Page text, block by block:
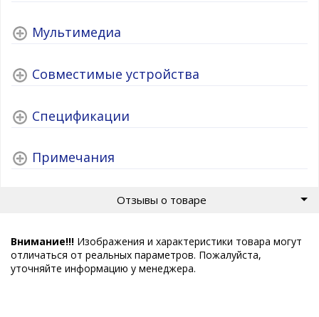
Мультимедиа
Совместимые устройства
Спецификации
Примечания
Отзывы о товаре
Внимание!!! Изображения и характеристики товара могут
отличаться от реальных параметров. Пожалуйста,
уточняйте информацию у менеджера.